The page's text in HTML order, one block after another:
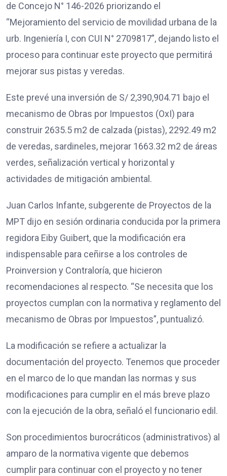
de Concejo N° 146-2026 priorizando el
“Mejoramiento del servicio de movilidad urbana de la
urb. Ingeniería I, con CUI N° 2709817”, dejando listo el
proceso para continuar este proyecto que permitirá
mejorar sus pistas y veredas.
Este prevé una inversión de S/ 2,390,904.71 bajo el
mecanismo de Obras por Impuestos (OxI) para
construir 2635.5 m2 de calzada (pistas), 2292.49 m2
de veredas, sardineles, mejorar 1663.32 m2 de áreas
verdes, señalización vertical y horizontal y
actividades de mitigación ambiental.
Juan Carlos Infante, subgerente de Proyectos de la
MPT dijo en sesión ordinaria conducida por la primera
regidora Eiby Guibert, que la modificación era
indispensable para ceñirse a los controles de
Proinversion y Contraloría, que hicieron
recomendaciones al respecto. “Se necesita que los
proyectos cumplan con la normativa y reglamento del
mecanismo de Obras por Impuestos”, puntualizó.
La modificación se refiere a actualizar la
documentación del proyecto. Tenemos que proceder
en el marco de lo que mandan las normas y sus
modificaciones para cumplir en el más breve plazo
con la ejecución de la obra, señaló el funcionario edil.
Son procedimientos burocráticos (administrativos) al
amparo de la normativa vigente que debemos
cumplir para continuar con el proyecto y no tener